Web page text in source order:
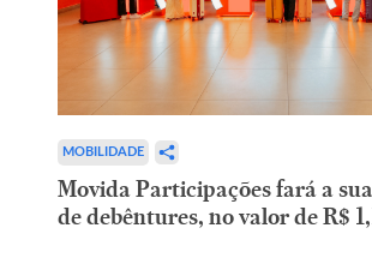
MOBILIDADE
Movida Participações fará a
de debêntures, no valor de R$